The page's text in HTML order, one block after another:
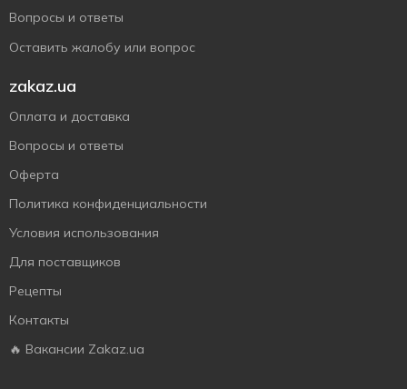
Вопросы и ответы
Оставить жалобу или вопрос
zakaz.ua
Оплата и доставка
Вопросы и ответы
Оферта
Политика конфиденциальности
Условия использования
Для поставщиков
Рецепты
Контакты
🔥 Вакансии Zakaz.ua